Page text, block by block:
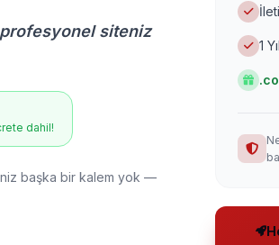
siteniz
dahil!
başka bir kalem yok —
1